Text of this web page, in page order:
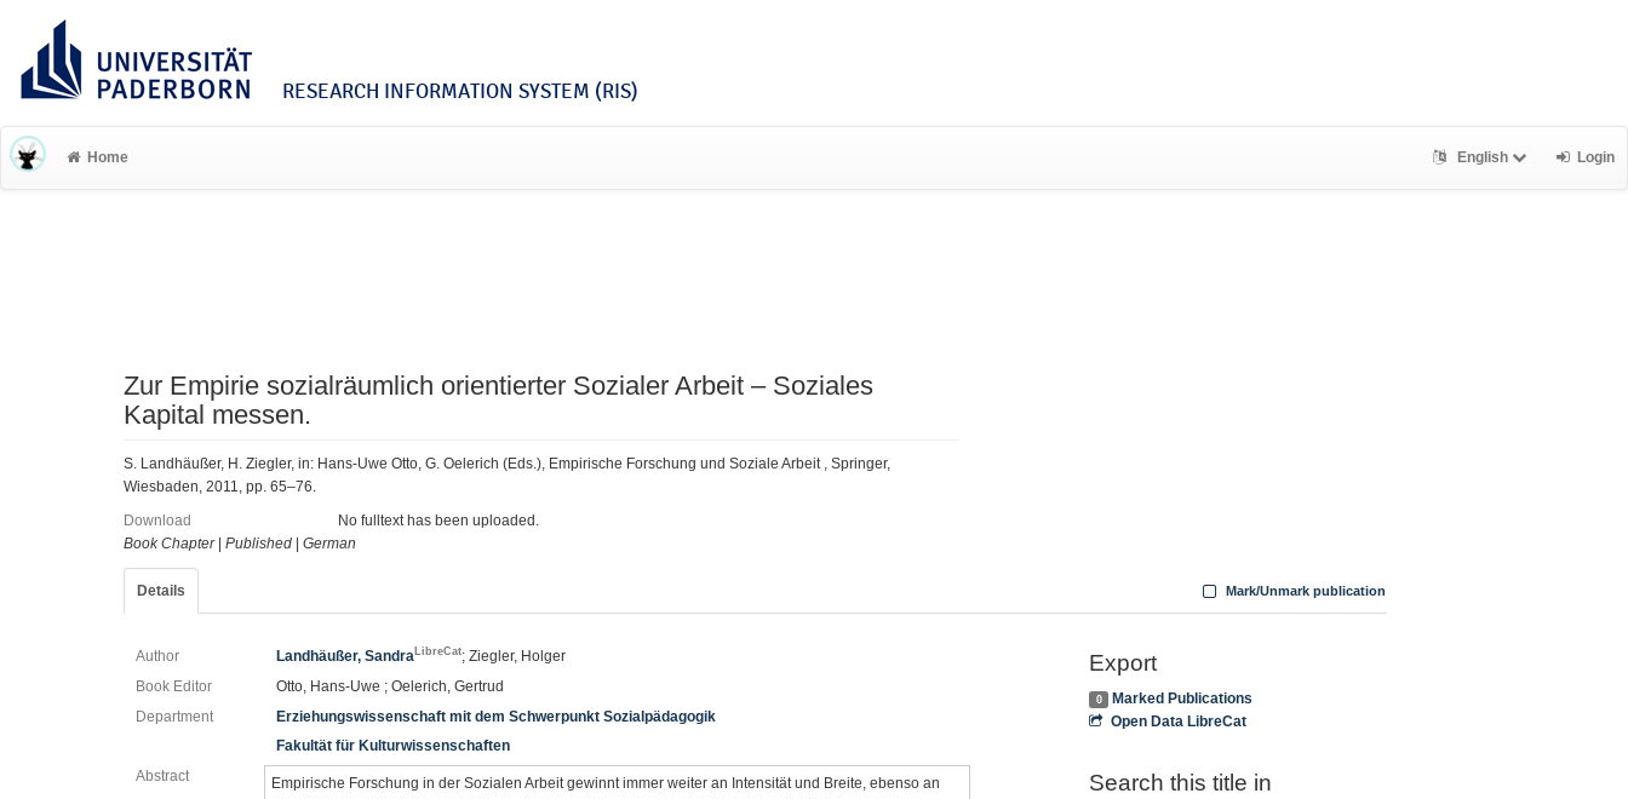
RESEARCH INFORMATION SYSTEM (RIS)
Home English Login
Zur Empirie sozialräumlich orientierter Sozialer Arbeit – Soziales
Kapital messen.
S. Landhäußer, H. Ziegler, in: Hans-Uwe Otto, G. Oelerich (Eds.), Empirische Forschung und Soziale Arbeit , Springer,
Wiesbaden, 2011, pp. 65–76.
Download
No fulltext has been uploaded.
Book Chapter| Published German
Details Mark/Unmark publication
Author Landhäußer, SandraLibreCat; Ziegler, Holger
Book Editor
Otto, Hans-Uwe ; Oelerich, Gertrud
Department
Erziehungswissenschaft mit dem Schwerpunkt Sozialpädagogik
Fakultät für Kulturwissenschaften
Abstract
Empirische Forschung in der Sozialen Arbeit gewinnt immer weiter an Intensität und Breite, ebenso an
Export
0
Marked Publications
Open Data LibreCat
Search this title in